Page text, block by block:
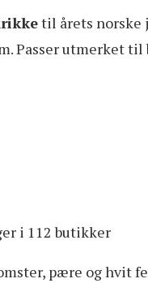
til årets norske
Passer utmerket
i 112 butikker
pære og hvit